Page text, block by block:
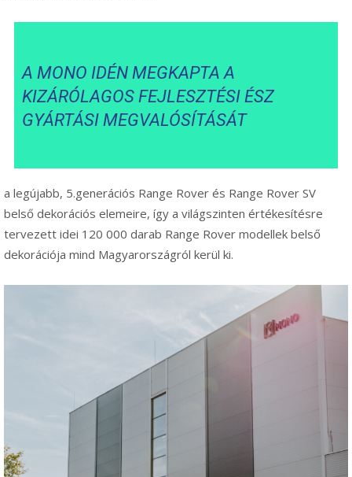
A MONO IDÉN MEGKAPTA A
KIZÁRÓLAGOS FEJLESZTÉSI ÉSZ
GYÁRTÁSI MEGVALÓSÍTÁSÁT
a legújabb, 5.generációs Range Rover és Range Rover SV
belső dekorációs elemeire, így a világszinten értékesítésre
tervezett idei 120 000 darab Range Rover modellek belső
dekorációja mind Magyarországról kerül ki.